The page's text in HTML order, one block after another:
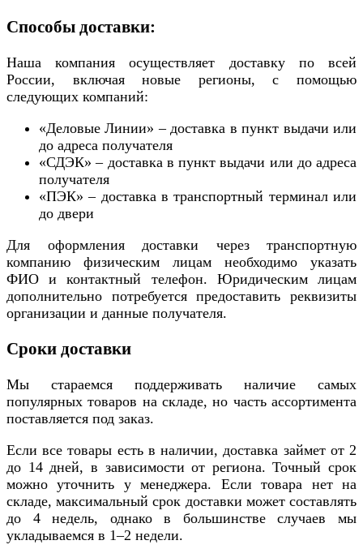
Способы доставки:
Наша компания осуществляет доставку по всей
России, включая новые регионы, с помощью
следующих компаний:
«Деловые Линии» – доставка в пункт выдачи или
до адреса получателя
«СДЭК» – доставка в пункт выдачи или до адреса
получателя
«ПЭК» – доставка в транспортный терминал или
до двери
Для оформления доставки через транспортную
компанию физическим лицам необходимо указать
ФИО и контактный телефон. Юридическим лицам
дополнительно потребуется предоставить реквизиты
организации и данные получателя.
Сроки доставки
Мы стараемся поддерживать наличие самых
популярных товаров на складе, но часть ассортимента
поставляется под заказ.
Если все товары есть в наличии, доставка займет от 2
до 14 дней, в зависимости от региона. Точный срок
можно уточнить у менеджера. Если товара нет на
складе, максимальный срок доставки может составлять
до 4 недель, однако в большинстве случаев мы
укладываемся в 1–2 недели.